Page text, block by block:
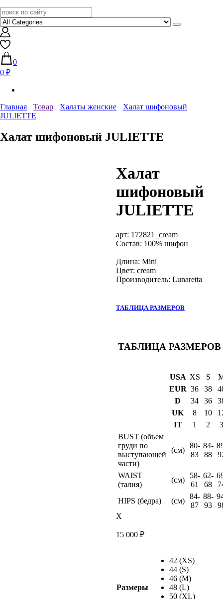
0
0 ₽
Главная Товар Халаты женские
Халат шифоновый
JULIETTE
Халат шифоновый JULIETTE
Халат
шифоновый
JULIETTE
арт: 172821_cream
Состав: 100% шифон
Длина: Mini
Цвет: cream
Производитель: Lunaretta
ТАБЛИЦА РАЗМЕРОВ
ТАБЛИЦА РАЗМЕРОВ
USA XS S
EUR 36 38
D
34 36
UK
8 10
IT
1 2
BUST (объем
груди по
выступающей
части)
(см)
80-
83
84-
88
WAIST
(талия)
(см)
58-
61
62-
68
HIPS (бедра)
(см)
84-
87
88-
93
X
15 000 ₽
Размеры
42 (XS)
44 (S)
46 (M)
48 (L)
50 (XL)